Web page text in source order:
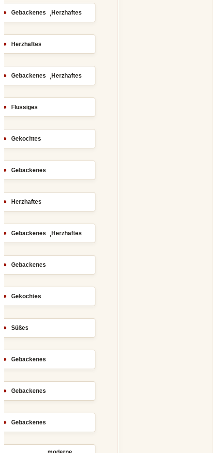
Gebackenes ,Herzhaftes
Herzhaftes
Gebackenes ,Herzhaftes
Flüssiges
Gekochtes
Gebackenes
Herzhaftes
Gebackenes ,Herzhaftes
Gebackenes
Gekochtes
Süßes
Gebackenes
Gebackenes
Gebackenes